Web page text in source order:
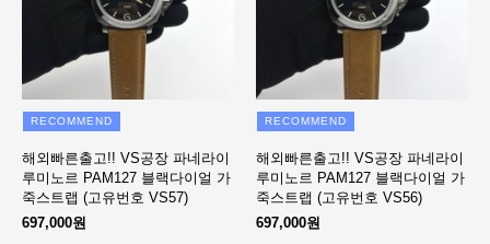
RECOMMEND
해외빠른출고!! VS공장 파네라이
루미노르 PAM127 블랙다이얼 가
죽스트랩 (고유번호 VS57)
697,000원
RECOMMEND
해외빠른출고!! VS공장 파네라이
루미노르 PAM127 블랙다이얼 가
죽스트랩 (고유번호 VS56)
697,000원